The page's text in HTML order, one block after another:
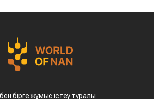
бірге жұмыс істеу туралы